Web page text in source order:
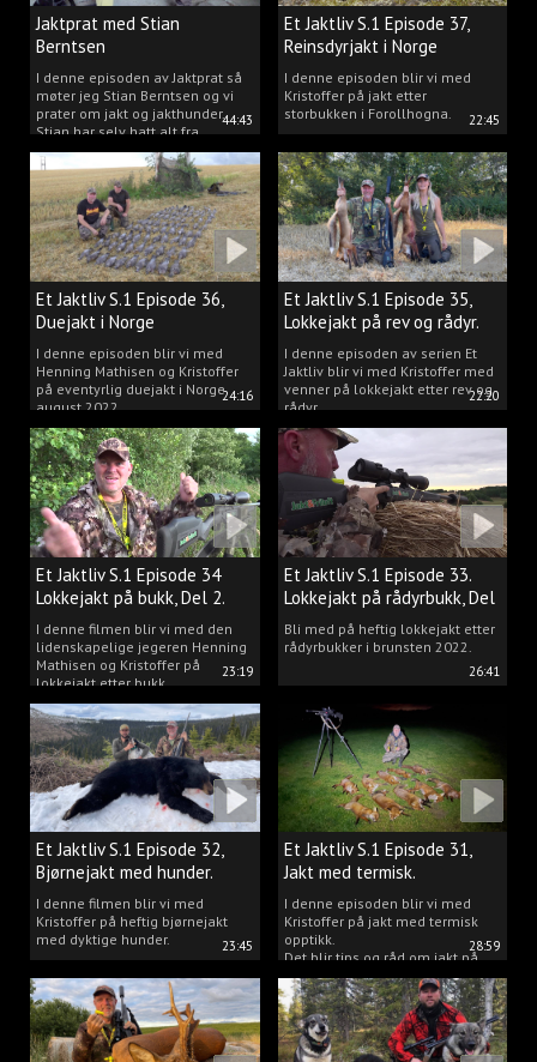
44:43
Jaktprat med Stian
Berntsen
I denne episoden av Jaktprat så
møter jeg Stian Berntsen og vi
prater om jakt og jakthunder.
Stian har selv hatt alt fra
støvere, til elghunder,
rådyrhunder, spetser, apportører
og stående fuglehunder.
22:45
Et Jaktliv S.1 Episode 37,
Reinsdyrjakt i Norge
I denne episoden blir vi med
Kristoffer på jakt etter
storbukken i Forollhogna.
24:16
Et Jaktliv S.1 Episode 36,
Duejakt i Norge
I denne episoden blir vi med
Henning Mathisen og Kristoffer
på eventyrlig duejakt i Norge
august 2022.
22:20
Et Jaktliv S.1 Episode 35,
Lokkejakt på rev og rådyr.
I denne episoden av serien Et
Jaktliv blir vi med Kristoffer med
venner på lokkejakt etter rev og
rådyr.
23:19
Et Jaktliv S.1 Episode 34
Lokkejakt på bukk, Del 2.
I denne filmen blir vi med den
lidenskapelige jegeren Henning
Mathisen og Kristoffer på
lokkejakt etter bukk.
26:41
Et Jaktliv S.1 Episode 33.
Lokkejakt på rådyrbukk, Del
1.
Bli med på heftig lokkejakt etter
rådyrbukker i brunsten 2022.
23:45
Et Jaktliv S.1 Episode 32,
Bjørnejakt med hunder.
I denne filmen blir vi med
Kristoffer på heftig bjørnejakt
med dyktige hunder.
28:59
Et Jaktliv S.1 Episode 31,
Jakt med termisk.
I denne episoden blir vi med
Kristoffer på jakt med termisk
opptikk.
Det blir tips og råd om jakt på
både rev, villsvin og hjort og
masse jakt.